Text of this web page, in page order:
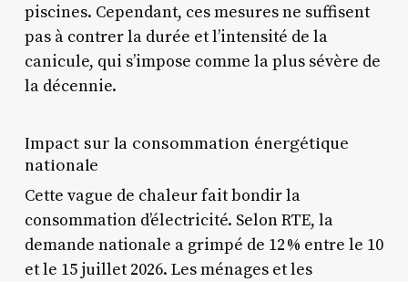
piscines. Cependant, ces mesures ne suffisent
pas à contrer la durée et l’intensité de la
canicule, qui s’impose comme la plus sévère de
la décennie.
Impact sur la consommation énergétique
nationale
Cette vague de chaleur fait bondir la
consommation d’électricité. Selon RTE, la
demande nationale a grimpé de 12 % entre le 10
et le 15 juillet 2026. Les ménages et les